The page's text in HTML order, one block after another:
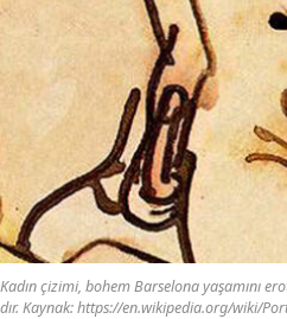
çizimi, bohem Barselona yaşamını
Kaynak: https://en.wikipedia.org/wiki/